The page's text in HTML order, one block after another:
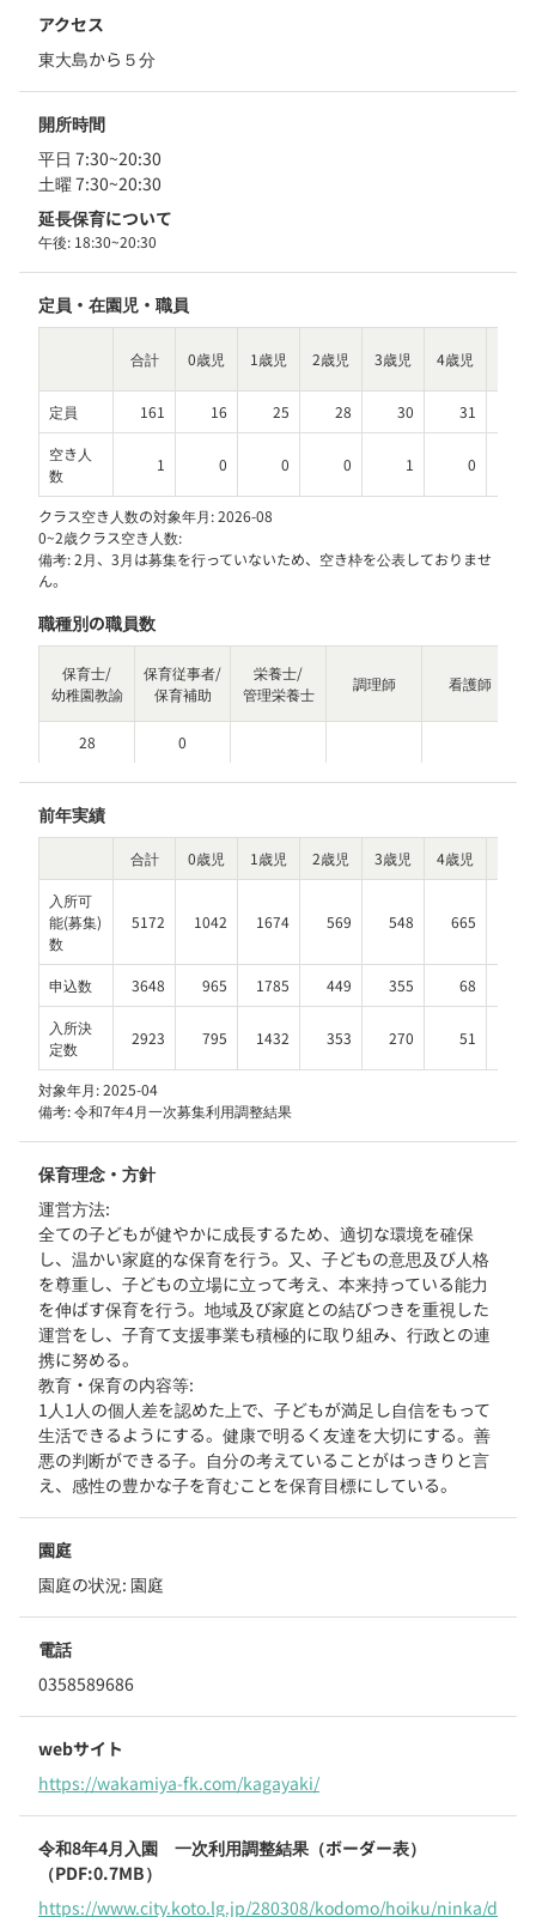
アクセス
東大島から５分
開所時間
平日 7:30~20:30
土曜 7:30~20:30
延長保育について
午後: 18:30~20:30
定員・在園児・職員
合計 0歳児 1歳児 2歳児 3歳児 4歳児
定員 161 16 25 28 30 31
空き人
数
1 0 0 0 1 0
クラス空き人数の対象年月:2026-08
0~2歳クラス空き人数:
備考:2月、3月は募集を行っていないため、空き枠を公表しておりませ
ん。
職種別の職員数
保育士/
幼稚園教諭
保育従事者/
保育補助
栄養士/
管理栄養士
調理師 看護師
28 0
前年実績
合計 0歳児 1歳児 2歳児 3歳児 4歳児
入所可
能(募集)
数
5172 1042 1674 569 548 665
申込数 3648 965 1785 449 355 68
入所決
定数
2923 795 1432 353 270 51
対象年月:2025-04
備考:令和7年4月一次募集利用調整結果
保育理念・方針
運営方法:
全ての子どもが健やかに成長するため、適切な環境を確保
し、温かい家庭的な保育を行う。又、子どもの意思及び人格
を尊重し、子どもの立場に立って考え、本来持っている能力
を伸ばす保育を行う。地域及び家庭との結びつきを重視した
運営をし、子育て支援事業も積極的に取り組み、行政との連
携に努める。
教育・保育の内容等:
1人1人の個人差を認めた上で、子どもが満足し自信をもって
生活できるようにする。健康で明るく友達を大切にする。善
悪の判断ができる子。自分の考えていることがはっきりと言
え、感性の豊かな子を育むことを保育目標にしている。
園庭
園庭の状況: 園庭
電話
0358589686
webサイト
https://wakamiya-fk.com/kagayaki/
令和8年4月入園 一次利用調整結果（ボーダー表）
（PDF:0.7MB）
https://www.city.koto.lg.jp/280308/kodomo/hoiku/ninka/d